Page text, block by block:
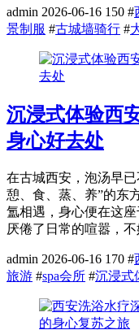
admin 2026-06-16 150 #
景制服 #古城墙骑行 #
沉浸式体验西
身心好去处
在古城西安，泡汤早已
憩、食、蒸、养”的东
氲相遇，身心便在这
厌倦了日常的喧嚣，
admin 2026-06-16 170 #
旅游 #spa会所 #沉浸式